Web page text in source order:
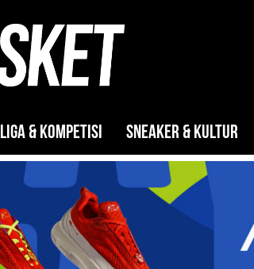
LIGA & KOMPETISI SNEAKER & KULTUR